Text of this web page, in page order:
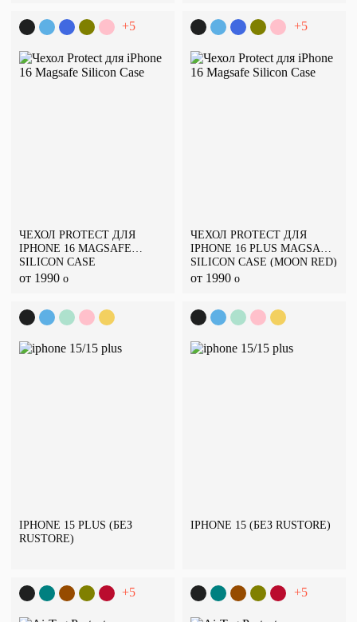
+5
ЧЕХОЛ PROTECT ДЛЯ
IPHONE 16 MAGSAFE
SILICON CASE
от 1990 o
+5
ЧЕХОЛ PROTECT ДЛЯ
IPHONE 16 PLUS MAGSAFE
SILICON CASE (MOON RED)
от 1990 o
IPHONE 15 PLUS (БЕЗ
RUSTORE)
IPHONE 15 (БЕЗ RUSTORE)
+5 +5